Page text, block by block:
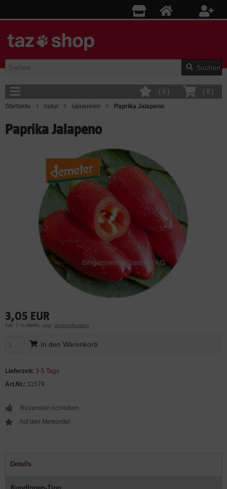
Suchen
( 0 )
( 0 )
Startseite natur sämereien Paprika Jalapeno
Paprika Jalapeno
3,05 EUR
inkl. 7 % MwSt. zzgl. Versandkosten
In den Warenkorb
Lieferzeit: 3-5 Tage
Art.Nr.: 11579
Rezension schreiben
Details